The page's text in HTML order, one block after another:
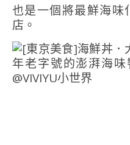
也是一個將最鮮海味
店。